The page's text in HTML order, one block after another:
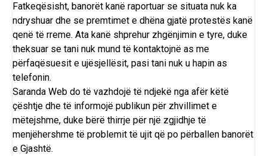
Fatkeqësisht, banorët kanë raportuar se situata nuk ka
ndryshuar dhe se premtimet e dhëna gjatë protestës kanë
qenë të rreme. Ata kanë shprehur zhgënjimin e tyre, duke
theksuar se tani nuk mund të kontaktojnë as me
përfaqësuesit e ujësjellësit, pasi tani nuk u hapin as
telefonin.
Saranda Web do të vazhdojë të ndjekë nga afër këtë
çështje dhe të informojë publikun për zhvillimet e
mëtejshme, duke bërë thirrje për një zgjidhje të
menjëhershme të problemit të ujit që po përballen banorët
e Gjashtë.